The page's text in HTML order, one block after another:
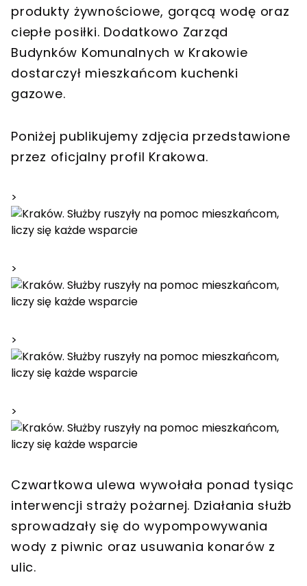
produkty żywnościowe, gorącą wodę oraz
ciepłe posiłki. Dodatkowo Zarząd
Budynków Komunalnych w Krakowie
dostarczył mieszkańcom kuchenki
gazowe.
Poniżej publikujemy zdjęcia przedstawione
przez oficjalny profil Krakowa.
>
>
>
>
Czwartkowa ulewa wywołała ponad tysiąc
interwencji straży pożarnej. Działania służb
sprowadzały się do wypompowywania
wody z piwnic oraz usuwania konarów z
ulic.